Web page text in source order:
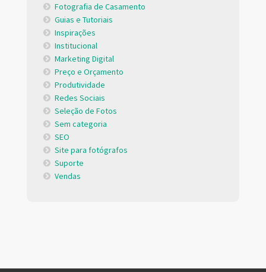
Fotografia de Casamento
Guias e Tutoriais
Inspirações
Institucional
Marketing Digital
Preço e Orçamento
Produtividade
Redes Sociais
Seleção de Fotos
Sem categoria
SEO
Site para fotógrafos
Suporte
Vendas